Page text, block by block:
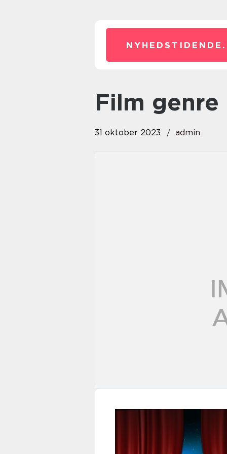
NYHEDSTIDENDE.
film genre
31 oktober 2023 admin